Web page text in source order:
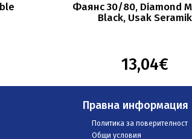
Фаянс 30/80, Diamond
Black, Usak Seramik
13,04€
Правна информация
Политика за поверителност
Общи условия